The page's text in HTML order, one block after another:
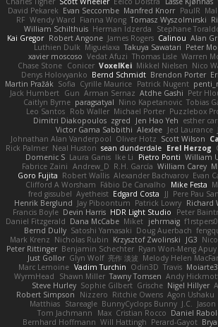
David Pekarek Evan Seccombe Manfred Knorr PaulR
RF Wendy Ward Fianna Wong Tomasz Wyszolmirski
William Schilthuis Herman Idzerda Stephane
Kai Gregor Robert Angone James Rogers Calinou Alan
Luthien Dulk Miguelaxa Takuya Sawatari Peter
xavier moscoso Vedat Afuzi Thomas Lisle Warren
Chase Stone Conicer VoxelKei Mikkel Nielsen Nico
Denys Holovyanko Bernd Schmidt Brendon Porter
Martin Pražák Sofia Cyrille Maurice Patrick Nugent
Jack Humbert Gun Arman Sernaz Atdhe Gashi Petr
Caitlyn Byrne paragsatyal Nino Kapetanovic Tobias
Leo Santos Rob Waller Michael Porter Puzzlebox
Dimitri Diakopoulos zgred Jen Hao Yeh esther
Victor Gama Sabbithi Alexlee Jed Laurance
Johnathan Alan Vanderpool Oliver Hotz Scott Wilson
Rick Palmer Neal Huston sean dunderdale Erel Herzog
Domenic S Laura Ganis Ike Li Pietro Ponti William
Fabrice Zaini Andrew_D R.H. García William Carey
Goro Fujita Robert Wallis Alexander Bachvarov Evan
Clifford A Worsham Fábio De Carvalho Mike Festa
fred gissubel Ayetheist Edgard Costa JJ Pere Pau
Henrik Berglund Jay Piboontum Patrick Lowry Richard
Francis Boyle Devin Harris HDR Light Studio Peter
Daniel Fitzgerald Dana McCabe Miket jehrmaig
Bernd Dully Satoshi Yamasaki Doug Auerbach
Mark Krenz Nicholas Rubin Krzysztof Zwolinski JG3
Peter Rittinger Benjamin Schechter Ryan Won-Meng Apuy
Just Gollor Glyn Wolf 亮作 淡波 Melody Helen
Marc Lemoine Vadim Turchin Odin3D Travis
WyrmHead
Shawn Miller Tawny Tomsen Andy
Steve Hurley Sophie Gilbert Grische Nigel Hillyer
Robert Simpson
Nizzero Ritchie Owens Agon Ushaku
Matthias Stareagle BunnyCyclops Bunny J.C.
Tom Jachmann
Max Cristian Rocco Daniel
Bernhard Hoffmann Will Hattingh Perard-Gayot